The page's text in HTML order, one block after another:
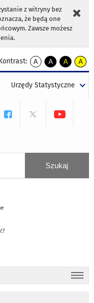
z witryny bez
że będą one
Zawsze możesz
A
kontrast
A
kontrast
tekst
czarnym
A
kontrast
tekst
czarnym
A
tekst
żółtym
Urzędy Statystyczne